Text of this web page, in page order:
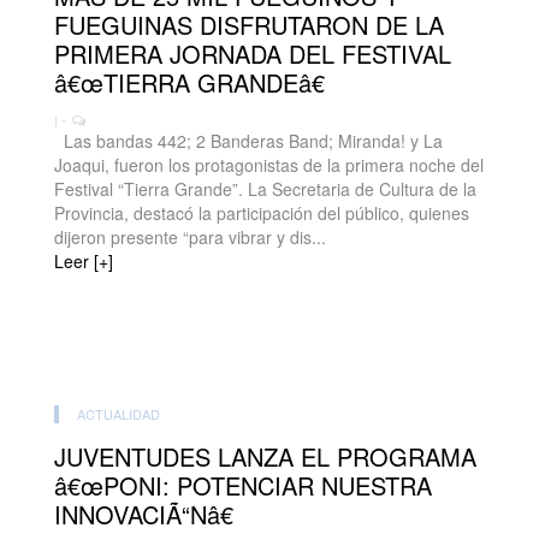
FUEGUINAS DISFRUTARON DE LA
PRIMERA JORNADA DEL FESTIVAL
â€œTIERRA GRANDEâ€
| -
Las bandas 442; 2 Banderas Band; Miranda! y La
Joaqui, fueron los protagonistas de la primera noche del
Festival “Tierra Grande”. La Secretaria de Cultura de la
Provincia, destacó la participación del público, quienes
dijeron presente “para vibrar y dis...
Leer [+]
ACTUALIDAD
JUVENTUDES LANZA EL PROGRAMA
â€œPONI: POTENCIAR NUESTRA
INNOVACIÃ“Nâ€